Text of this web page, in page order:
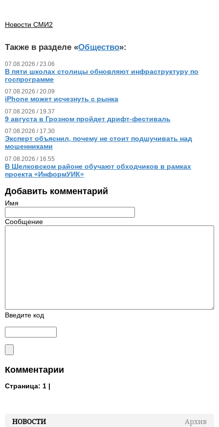
НОВОСТИ
Архив
Новости СМИ2
Также в разделе «Общество»:
07.08.2026 / 23.06
В пяти школах столицы обновляют инфраструктуру по
госпрограмме
07.08.2026 / 20.09
iPhone может исчезнуть с рынка
07.08.2026 / 19.37
9 августа в Грозном пройдет дрифт-фестиваль
07.08.2026 / 17.30
Эксперт объяснил, почему не стоит подшучивать над
мошенниками
07.08.2026 / 16.55
В Шелковском районе обучают обходчиков в рамках
проекта «ИнформУИК»
Добавить комментарий
Имя
Сообщение
Введите код
Комментарии
Страница: 1 |